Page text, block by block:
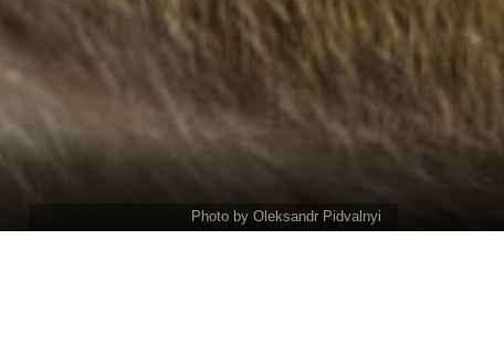
Photo by Oleksandr Pidvalnyi